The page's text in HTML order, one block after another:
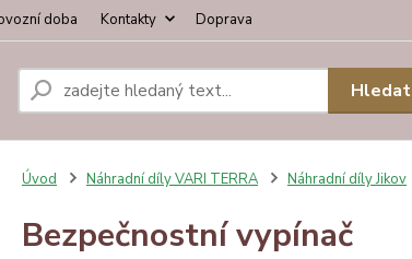
doba Kontakty Doprava
Hledat
Úvod Náhradní díly VARI TERRA Náhradní díly Jikov
Bezpečnostní vypínač